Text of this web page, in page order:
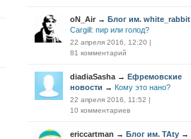
oN_Air → Блог им. white_rabbit
Cargill: пир или голод?
22 апреля 2016, 12:20 |
81 комментарий
diadiaSasha → Ефремовские
новости → Кому это нано?
22 апреля 2016, 11:52 |
10 комментариев
ericcartman → Блог им. TAty →